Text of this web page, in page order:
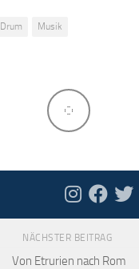
Drum Musik
NÄCHSTER BEITRAG
Von Etrurien nach Rom